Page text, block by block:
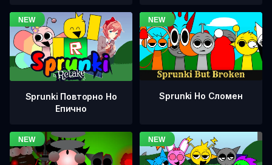
Sprunki Повторно Но
Епично
Sprunki Но Сломен